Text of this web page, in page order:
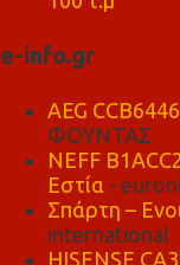
e-info.gr
AEG
ΦΟΥΝΤΑΣ
NEFF
Εστία -
Σπάρτη –
international
HISENSE